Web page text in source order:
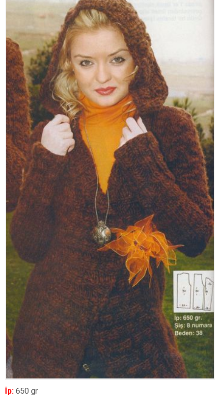
İp: 650 gr